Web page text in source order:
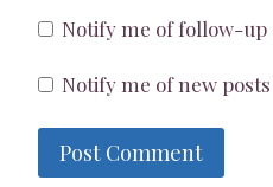
Notify me of follow-up
Notify me of new